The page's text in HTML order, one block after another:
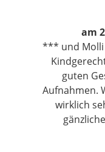
am
*** und Molli
guten
Aufnahmen.
wirklich